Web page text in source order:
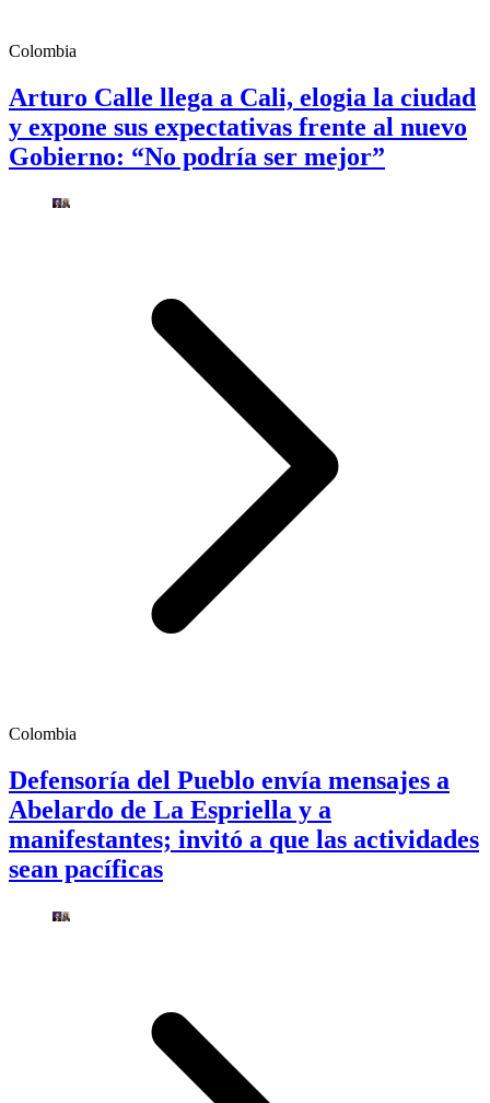
Colombia
Arturo Calle llega a Cali, elogia la ciudad
y expone sus expectativas frente al nuevo
Gobierno: “No podría ser mejor”
Colombia
Defensoría del Pueblo envía mensajes a
Abelardo de La Espriella y a
manifestantes; invitó a que las actividades
sean pacíficas